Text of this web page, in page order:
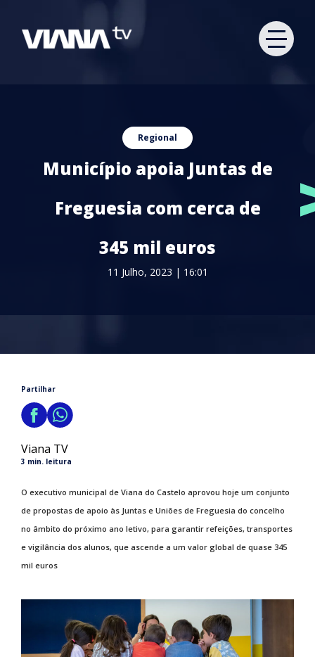
Regional
Município apoia Juntas de
Freguesia com cerca de
345 mil euros
11 Julho, 2023 | 16:01
Partilhar
Viana TV
3 min. leitura
O executivo municipal de Viana do Castelo aprovou hoje um conjunto
de propostas de apoio às Juntas e Uniões de Freguesia do concelho
no âmbito do próximo ano letivo, para garantir refeições, transportes
e vigilância dos alunos, que ascende a um valor global de quase 345
mil euros